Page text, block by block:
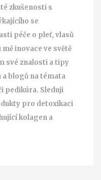
zkušenosti s
se
péče o pleť, vlasů
inovace ve světě
své znalosti a tipy
blogů na témata
pedikúra. Sleduji
pro detoxikaci
kolagen a